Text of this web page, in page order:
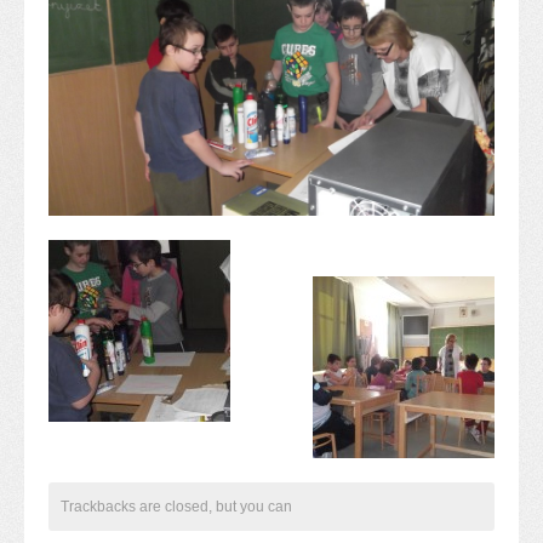
Alapítvány
Pedagógiai szakmai ellenőrzés
Gyermek- és ifjúságvédelem
Étlap
Projektjeink
Digitális témahét 2016
EFOP-3.1.6
TÁMOP 2.2.7.A-13/1
TÁMOP-3.1.4-12/2
Projektbeszámolók
Egészségnap
Informatika Szakkör
Konfliktuskezelés
Erdei túra
Trackbacks are closed, but you can